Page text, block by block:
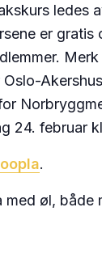
ledes
er gratis
24. februar
.
med øl, både